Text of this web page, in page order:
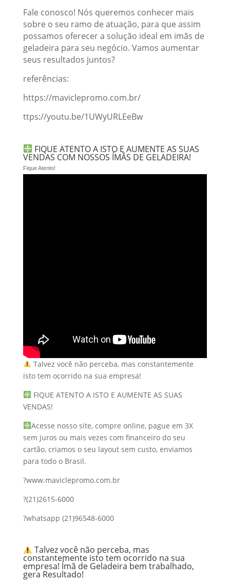
Fale conosco! Nós queremos conhecer mais
sobre o seu ramo de atuação, para que assim
possamos oferecer a solução ideal em imãs de
geladeira para seu negócio. Vamos aumentar
seus resultados juntos?
referências:
https://maviclepromo.com.br/
ttps://youtu.be/1UWyURLEeBw
FIQUE ATENTO A ISTO E AUMENTE AS SUAS
VENDAS COM NOSSOS ÍMÃS DE GELADEIRA!
Fique Atento!
Talvez você não perceba, mas constantemente
isto tem ocorrido na sua empresa!
FIQUE ATENTO A ISTO E AUMENTE AS SUAS
VENDAS!
Acesse nosso site, compre online, pague em 3X
sem juros ou mais vezes com financeiro do seu
cartão, criamos o seu layout sem custo, enviamos
para todo o Brasil.
?www.maviclepromo.com.br‬
?(21)2615-6000
?whatsapp (21)96548-6000
Talvez você não perceba, mas
constantemente isto tem ocorrido na sua
empresa! Ímã de Geladeira bem trabalhado,
gera Resultado!